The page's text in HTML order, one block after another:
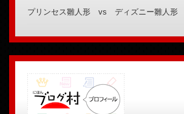
プリンセス雛人形 vs ディズニー雛人形